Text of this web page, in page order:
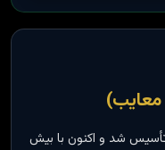
معایب)
تأسیس شد و اکنون با بیش